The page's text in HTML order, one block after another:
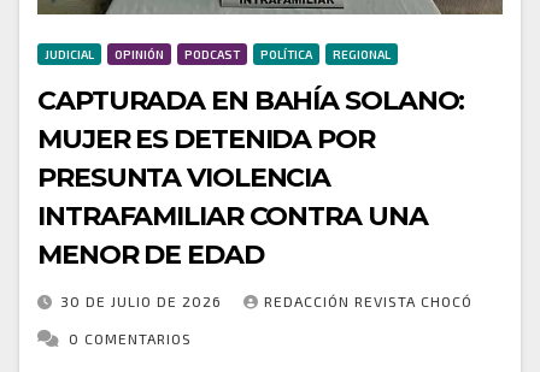
JUDICIAL OPINIÓN PODCAST POLÍTICA REGIONAL
CAPTURADA EN BAHÍA SOLANO:
MUJER ES DETENIDA POR
PRESUNTA VIOLENCIA
INTRAFAMILIAR CONTRA UNA
MENOR DE EDAD
30 DE JULIO DE 2026 REDACCIÓN REVISTA CHOCÓ
0 COMENTARIOS